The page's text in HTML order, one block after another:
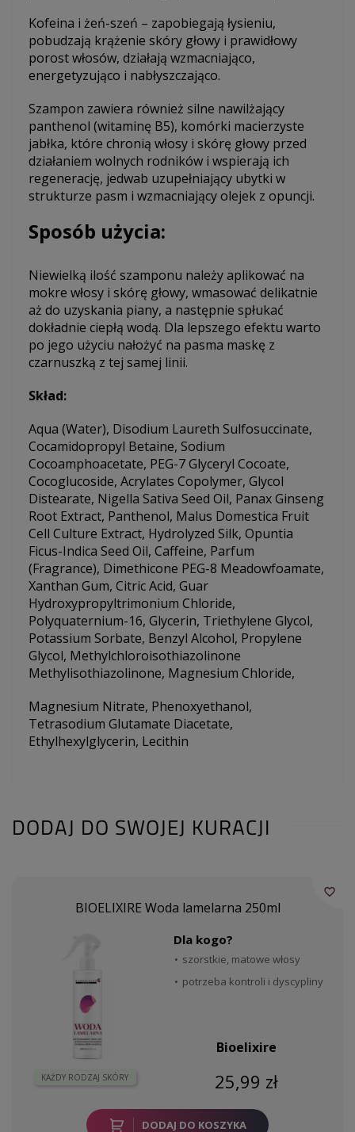
Kofeina i żeń-szeń – zapobiegają łysieniu,
pobudzają krążenie skóry głowy i prawidłowy
porost włosów, działają wzmacniająco,
energetyzująco i nabłyszczająco.
Szampon zawiera również silne nawilżający
panthenol (witaminę B5), komórki macierzyste
jabłka, które chronią włosy i skórę głowy przed
działaniem wolnych rodników i wspierają ich
regenerację, jedwab uzupełniający ubytki w
strukturze pasm i wzmacniający olejek z opuncji.
Sposób użycia:
Niewielką ilość szamponu należy aplikować na
mokre włosy i skórę głowy, wmasować delikatnie
aż do uzyskania piany, a następnie spłukać
dokładnie ciepłą wodą. Dla lepszego efektu warto
po jego użyciu nałożyć na pasma maskę z
czarnuszką z tej samej linii.
Skład:
Aqua (Water), Disodium Laureth Sulfosuccinate,
Cocamidopropyl Betaine, Sodium
Cocoamphoacetate, PEG-7 Glyceryl Cocoate,
Cocoglucoside, Acrylates Copolymer, Glycol
Distearate, Nigella Sativa Seed Oil, Panax Ginseng
Root Extract, Panthenol, Malus Domestica Fruit
Cell Culture Extract, Hydrolyzed Silk, Opuntia
Ficus-Indica Seed Oil, Caffeine, Parfum
(Fragrance), Dimethicone PEG-8 Meadowfoamate,
Xanthan Gum, Citric Acid, Guar
Hydroxypropyltrimonium Chloride,
Polyquaternium-16, Glycerin, Triethylene Glycol,
Potassium Sorbate, Benzyl Alcohol, Propylene
Glycol, Methylchloroisothiazolinone
Methylisothiazolinone, Magnesium Chloride,
Magnesium Nitrate, Phenoxyethanol,
Tetrasodium Glutamate Diacetate,
Ethylhexylglycerin, Lecithin
DODAJ DO SWOJEJ KURACJI
BIOELIXIRE Woda lamelarna 250ml
KAŻDY RODZAJ SKÓRY
Dla kogo?
szorstkie, matowe włosy
potrzeba kontroli i dyscypliny
Bioelixire
25,99 zł
DODAJ DO KOSZYKA
favorite_border